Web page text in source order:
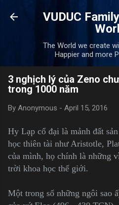
Skip to main
VUDUC
The World we create
Happier and more
3 nghịch lý của Zeno
trong 1000 năm
By Anonymous - April 15, 2016
Hy Lạp cổ đại là mảnh đất
học thiên tài như Aristotle,
của mình, họ chính là những
trời khoa học thế giới.
Một trong số những ngôi sao